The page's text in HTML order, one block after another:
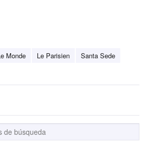
Monde Le Parisien
Santa Sede